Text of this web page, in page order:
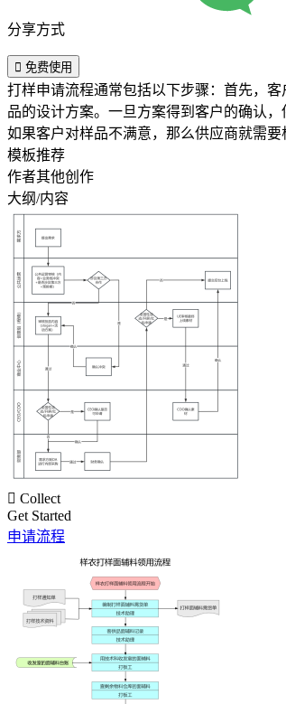
分享方式
 免费使用
打样申请流程通常包括以下步骤：首先，
品的设计方案。一旦方案得到客户的确认
如果客户对样品不满意，那么供应商就需
模板推荐
作者其他创作
大纲/内容
 Collect
Get Started
申请流程